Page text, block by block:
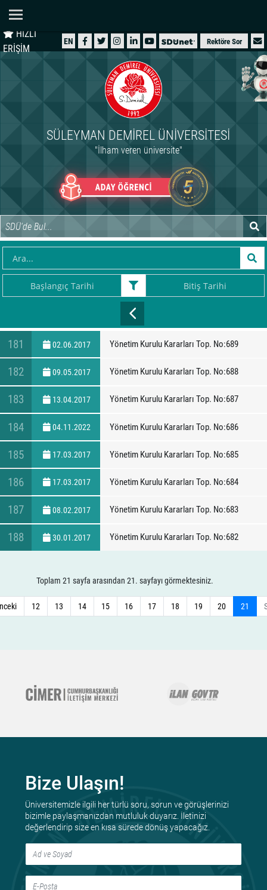
HIZLI
ERİŞİM
EN Rektöre Sor
SÜLEYMAN DEMIREL ÜNIVERSITESI
"İlham veren üniversite"
ÜNİVERSİTEMİZ
İDARİ
ARAŞTIRMA
INTERNATIONAL
181 02.06.2017 Yönetim Kurulu Kararları Top. No:689
182 09.05.2017 Yönetim Kurulu Kararları Top. No:688
183 13.04.2017 Yönetim Kurulu Kararları Top. No:687
184 04.11.2022 Yönetim Kurulu Kararları Top. No:686
185 17.03.2017 Yönetim Kurulu Kararları Top. No:685
186 17.03.2017 Yönetim Kurulu Kararları Top. No:684
187 08.02.2017 Yönetim Kurulu Kararları Top. No:683
188 30.01.2017 Yönetim Kurulu Kararları Top. No:682
Toplam 21 sayfa arasından 21. sayfayı görmektesiniz.
12 13 14 15 16 17 18 19 20 21
Bize Ulaşın!
Üniversitemizle ilgili her türlü soru, sorun ve görüşlerinizi
bizimle paylaşmanızdan mutluluk duyarız. İletinizi
değerlendirip size en kısa sürede dönüş yapacağız.